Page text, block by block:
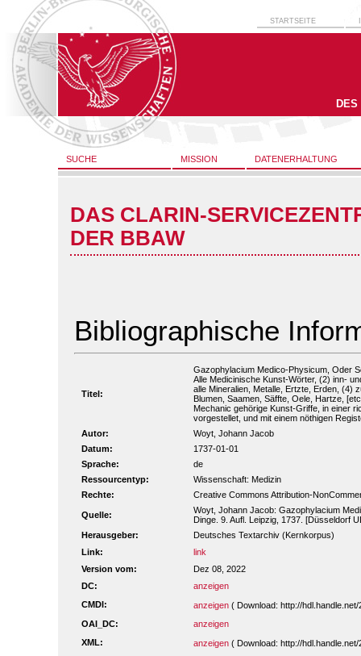
STARTSEITE
SUCHE MISSION DATENERHALTUNG
DAS CLARIN-
DER BBAW
Bibliographische
Titel:
Gazophylacium Medico-Physicum, Oder
Alle Medicinische Kunst-Wörter, (2) inn-
alle Mineralien, Metalle, Ertzte, Erden, (4)
Blumen, Saamen, Säffte, Oele, Hartze,
Mechanic gehörige Kunst-Griffe, in einer
vorgestellet, und mit einem nöthigen
Autor:
Woyt, Johann Jacob
Datum:
1737-01-01
Sprache:
de
Ressourcentyp:
Wissenschaft: Medizin
Rechte:
Creative Commons Attribution-
Quelle:
Woyt, Johann Jacob: Gazophylacium
Dinge. 9. Aufl. Leipzig, 1737. [Düsseldorf
Herausgeber:
Deutsches Textarchiv (Kernkorpus)
Link:
link
Version vom:
Dez 08, 2022
DC:
anzeigen
CMDI:
anzeigen ( Download: http://
OAI_DC:
anzeigen
XML:
anzeigen ( Download: http://